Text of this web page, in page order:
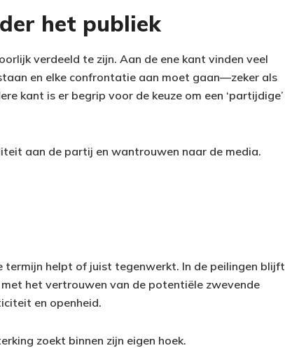
het publiek
verdeeld te zijn. Aan de ene kant vinden veel
en elke confrontatie aan moet gaan—zeker als
kant is er begrip voor de keuze om een ‘partijdige’
aan de partij en wantrouwen naar de media.
termijn helpt of juist tegenwerkt. In de peilingen blijft
het vertrouwen van de potentiële zwevende
en openheid.
zoekt binnen zijn eigen hoek.